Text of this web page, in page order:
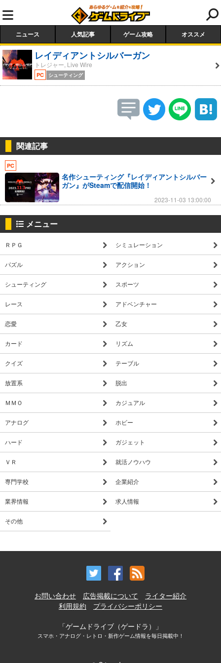
ニュース 人気記事 ゲーム攻略 オススメ
レイディアントシルバーガン
トレジャー, Live Wire
PC シューティング
関連記事
PC
名作シューティング『レイディアントシルバー
ガン』がSteamで配信開始！
2023-11-03 13:00:00
メニュー
ＲＰＧ シミュレーション
パズル アクション
シューティング スポーツ
レース アドベンチャー
恋愛 乙女
カード リズム
クイズ テーブル
放置系 脱出
ＭＭＯ カジュアル
アナログ ホビー
ハード ガジェット
ＶＲ 就活ノウハウ
専門学校 企業紹介
業界情報 求人情報
その他
お問い合わせ 広告掲載について
ライター紹介
利用規約
プライバシーポリシー
「ゲームドライブ（ゲードラ）」
スマホ・アナログ・レトロ・新作ゲーム情報を毎日掲載中！